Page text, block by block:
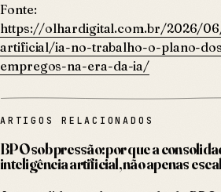
Fonte:
https://olhardigital.com.br/2026/
artificial/ia-no-trabalho-o-plano-
empregos-na-era-da-ia/
ARTIGOS RELACIONADOS
BPO sob pressão: por que a
inteligência artificial, não apenas